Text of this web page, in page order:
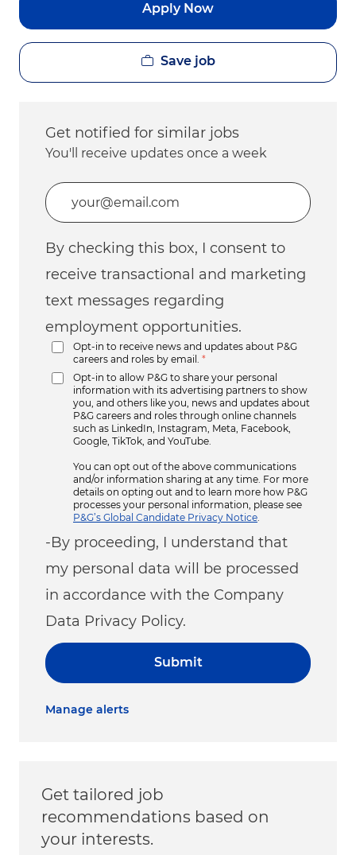
Apply Now
Save job
Get notified for similar jobs
You'll receive updates once a week
Enter Email address (Required)
By checking this box, I consent to
receive transactional and marketing
text messages regarding
employment opportunities.
Opt-in to receive news and updates about P&G
careers and roles by email.
*
Opt-in to allow P&G to share your personal
information with its advertising partners to show
you, and others like you, news and updates about
P&G careers and roles through online channels
such as LinkedIn, Instagram, Meta, Facebook,
Google, TikTok, and YouTube.
You can opt out of the above communications
and/or information sharing at any time. For more
details on opting out and to learn more how P&G
processes your personal information, please see
P&G’s Global Candidate Privacy Notice
-By proceeding, I understand that
my personal data will be processed
in accordance with the Company
Data Privacy Policy.
Submit
Manage alerts
Get tailored job
recommendations based on
your interests.